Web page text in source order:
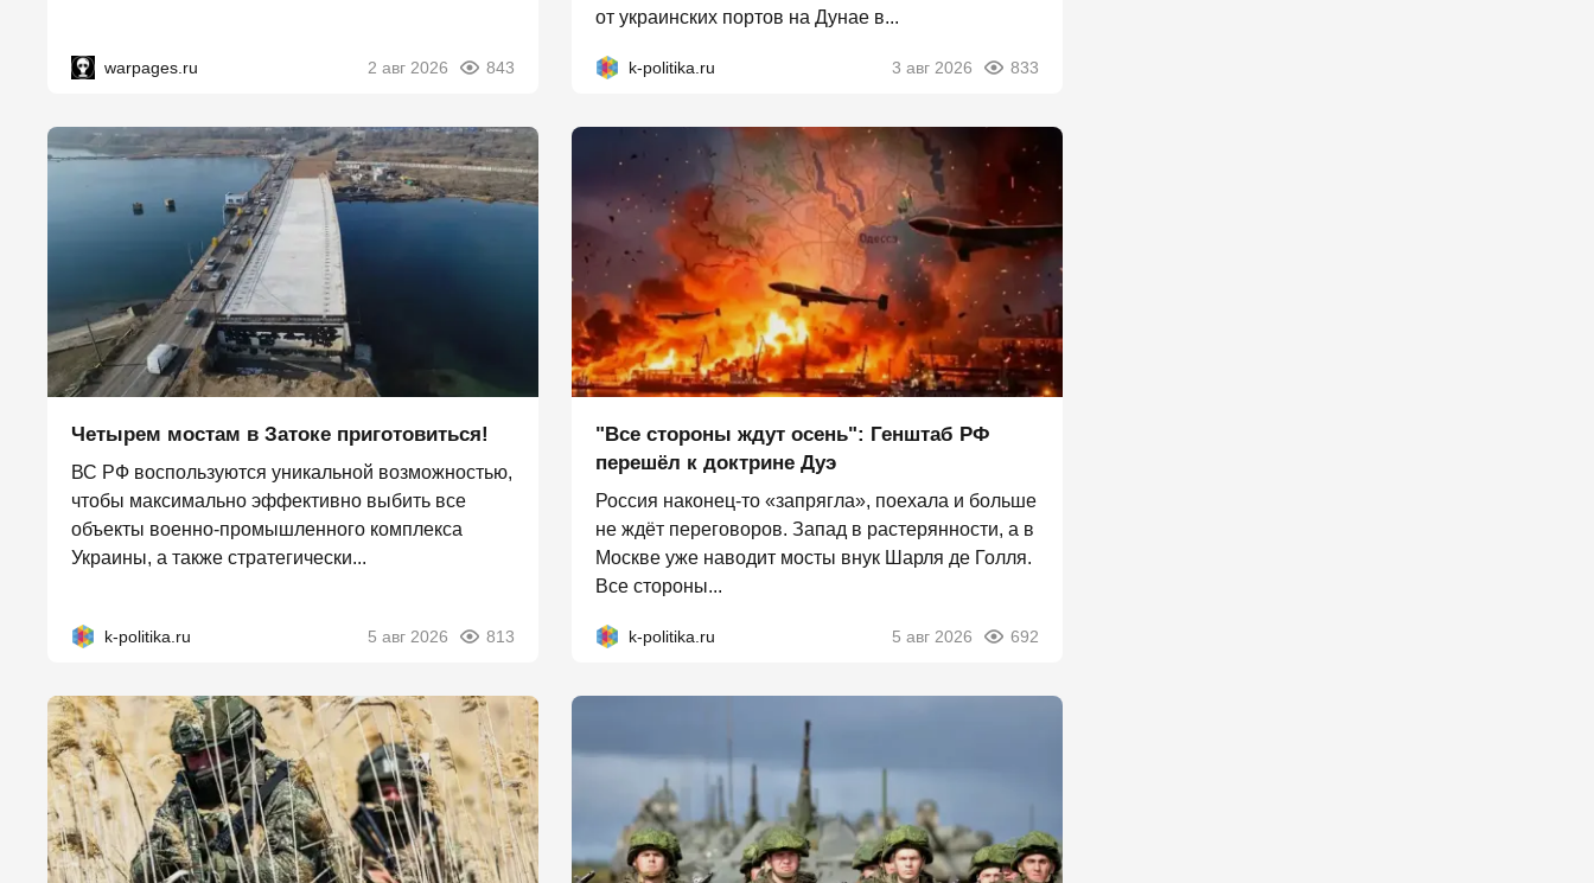
warpages.ru 2 авг 2026 843
от украинских портов на Дунае в...
k-politika.ru 3 авг 2026 833
Четырем мостам в Затоке приготовиться!
ВС РФ воспользуются уникальной возможностью,
чтобы максимально эффективно выбить все
объекты военно-промышленного комплекса
Украины, а также стратегически...
k-politika.ru 5 авг 2026 813
"Все стороны ждут осень": Генштаб РФ
перешёл к доктрине Дуэ
Россия наконец-то «запрягла», поехала и больше
не ждёт переговоров. Запад в растерянности, а в
Москве уже наводит мосты внук Шарля де Голля.
Все стороны...
k-politika.ru 5 авг 2026 692